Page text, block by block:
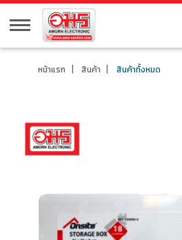
หน้าแรก สินค้า สินค้าทั้งหมด